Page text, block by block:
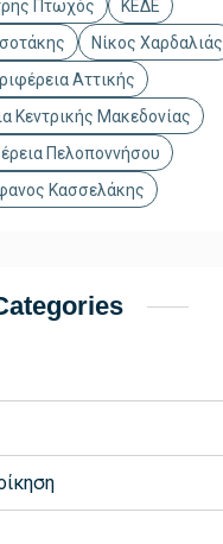
Πτωχός
ΚΕΔΕ
Νίκος Χαρδαλιάς
Αττικής
Κεντρικής Μακεδονίας
Πελοποννήσου
Κασσελάκης